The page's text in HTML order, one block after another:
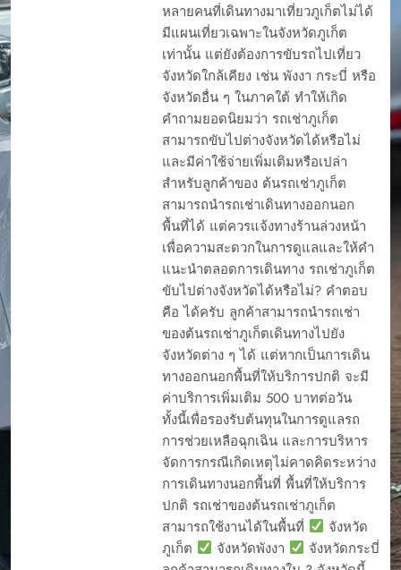
หลายคนที่เดินทางมาเที่ยวภูเก็ตไม่ได้
มีแผนเที่ยวเฉพาะในจังหวัดภูเก็ต
เท่านั้น แต่ยังต้องการขับรถไปเที่ยว
จังหวัดใกล้เคียง เช่น พังงา กระบี่ หรือ
จังหวัดอื่น ๆ ในภาคใต้ ทำให้เกิด
คำถามยอดนิยมว่า รถเช่าภูเก็ต
สามารถขับไปต่างจังหวัดได้หรือไม่
และมีค่าใช้จ่ายเพิ่มเติมหรือเปล่า
สำหรับลูกค้าของ ต้นรถเช่าภูเก็ต
สามารถนำรถเช่าเดินทางออกนอก
พื้นที่ได้ แต่ควรแจ้งทางร้านล่วงหน้า
เพื่อความสะดวกในการดูแลและให้คำ
แนะนำตลอดการเดินทาง รถเช่าภูเก็ต
ขับไปต่างจังหวัดได้หรือไม่? คำตอบ
คือ ได้ครับ ลูกค้าสามารถนำรถเช่า
ของต้นรถเช่าภูเก็ตเดินทางไปยัง
จังหวัดต่าง ๆ ได้ แต่หากเป็นการเดิน
ทางออกนอกพื้นที่ให้บริการปกติ จะมี
ค่าบริการเพิ่มเติม 500 บาทต่อวัน
ทั้งนี้เพื่อรองรับต้นทุนในการดูแลรถ
การช่วยเหลือฉุกเฉิน และการบริหาร
จัดการกรณีเกิดเหตุไม่คาดคิดระหว่าง
การเดินทางนอกพื้นที่ พื้นที่ให้บริการ
ปกติ รถเช่าของต้นรถเช่าภูเก็ต
สามารถใช้งานได้ในพื้นที่
จังหวัด
ภูเก็ต
จังหวัดพังงา
จังหวัดกระบี่